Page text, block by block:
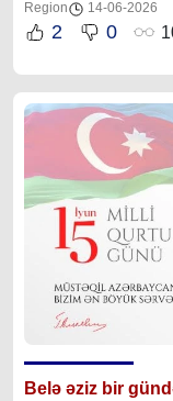
Region 14-06-2026
2 0
Bel ə əziz bir